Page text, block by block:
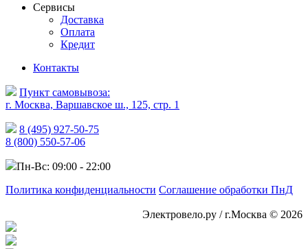
Сервисы
Доставка
Оплата
Кредит
Контакты
Пункт самовывоза:
г. Москва, Варшавское ш., 125, стр. 1
8 (495) 927-50-75
8 (800) 550-57-06
Пн-Вс: 09:00 - 22:00
Политика конфиденциальности Соглашение обработки ПнД
Электровело.ру / г.Москва © 2026